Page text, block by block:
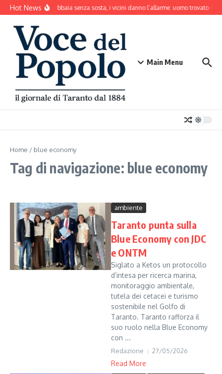
Salta al contenuto
Hot NewsIl cane abbaia senza sosta, i vicini danno l’allarme: uomo trovato
Main Menu
Home / blue economy
Tag di navigazione: blue economy
ambiente
Taranto punta sulla
Blue Economy con JDC
e ONTM
Siglato a Ketos un protocollo
d’intesa per ricerca marina,
monitoraggio ambientale,
tutela dei cetacei e turismo
sostenibile nel Golfo di
Taranto. Taranto rafforza il
suo ruolo nella Blue Economy
con ...
Redazione 27/05/2026
Read More